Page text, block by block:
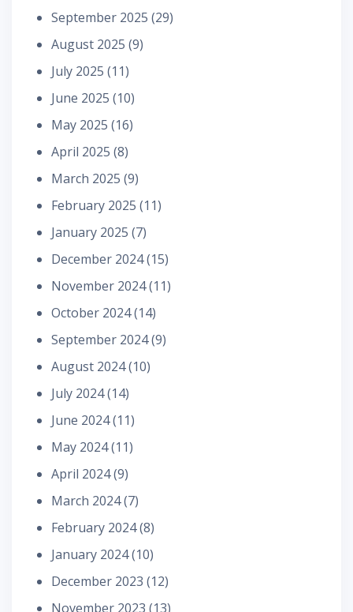
September 2025 (29)
August 2025 (9)
July 2025 (11)
June 2025 (10)
May 2025 (16)
April 2025 (8)
March 2025 (9)
February 2025 (11)
January 2025 (7)
December 2024(15)
November 2024(11)
October 2024(14)
September 2024(9)
August 2024(10)
July 2024(14)
June 2024(11)
May 2024(11)
April 2024(9)
March 2024(7)
February 2024(8)
January 2024(10)
December 2023 (12)
November 2023 (13)